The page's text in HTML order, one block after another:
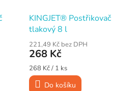
KINGJET® Postřikovač
tlakový 8 l
221,49 Kč bez DPH
268 Kč
Měrná
cena:
268 Kč / 1 ks
Do košíku